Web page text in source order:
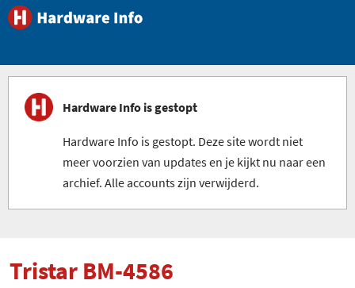
Hardware Info is gestopt
Hardware Info is gestopt. Deze site wordt niet
meer voorzien van updates en je kijkt nu naar een
archief. Alle accounts zijn verwijderd.
Tristar BM-4586